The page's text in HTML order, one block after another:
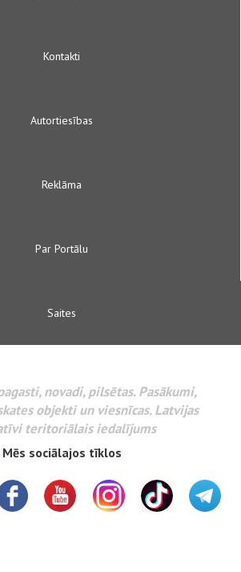
Kontakti
Autortiesības
Reklāma
Par Portālu
Saites
novadi, pilsētas. Pasākumi,
objekti un viesnīcas. Latvijas
teritoriālais iedalījums
Mēs sociālajos tīklos